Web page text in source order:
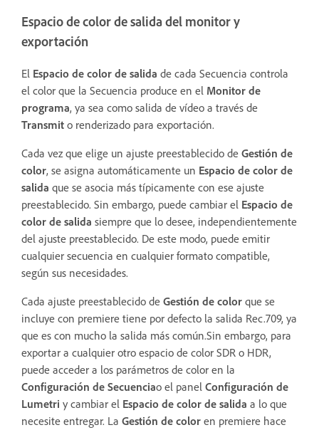
Espacio de color de salida del monitor y
exportación
El Espacio de color de salida de cada Secuencia controla
el color que la Secuencia produce en el Monitor de
programa, ya sea como salida de vídeo a través de
Transmit o renderizado para exportación.
Cada vez que elige un ajuste preestablecido de Gestión de
color, se asigna automáticamente un Espacio de color de
salida que se asocia más típicamente con ese ajuste
preestablecido. Sin embargo, puede cambiar el Espacio de
color de salida siempre que lo desee, independientemente
del ajuste preestablecido. De este modo, puede emitir
cualquier secuencia en cualquier formato compatible,
según sus necesidades.
Cada ajuste preestablecido de Gestión de color que se
incluye con premiere tiene por defecto la salida Rec.709, ya
que es con mucho la salida más común.Sin embargo, para
exportar a cualquier otro espacio de color SDR o HDR,
puede acceder a los parámetros de color en la
Configuración de Secuenciao el panel Configuración de
Lumetri y cambiar el Espacio de color de salida a lo que
necesite entregar. La Gestión de color en premiere hace